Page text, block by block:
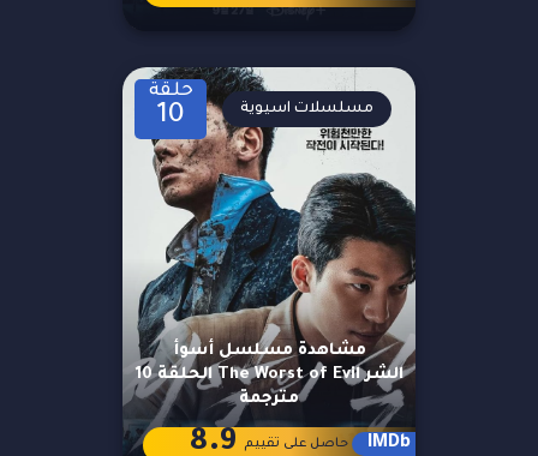
حلقة
10
مشاهدة مسلسل أسوأ
الشر The Worst of Evil الحلقة 10
مترجمة
مسلسلات اسيوية
IMDb حاصل على تقييم 8.9